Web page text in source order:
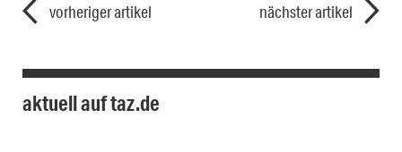
vorheriger artikel nächster artikel
aktuell auf taz.de